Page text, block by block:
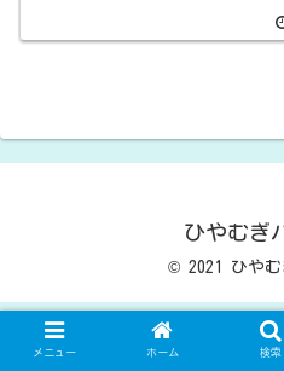
ひやむぎ
© 2021 ひやむ
メニュー ホーム 検索